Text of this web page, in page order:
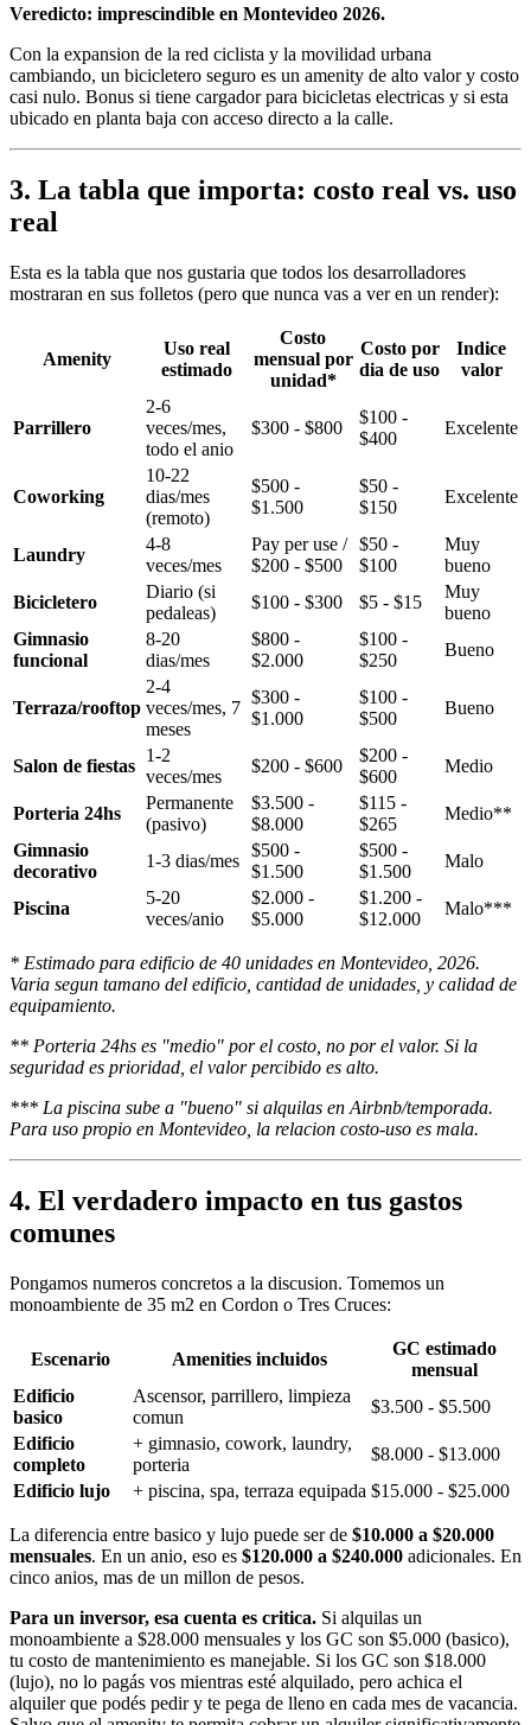
Veredicto: imprescindible en Montevideo 2026.
Con la expansion de la red ciclista y la movilidad urbana
cambiando, un bicicletero seguro es un amenity de alto valor y costo
casi nulo. Bonus si tiene cargador para bicicletas electricas y si esta
ubicado en planta baja con acceso directo a la calle.
3. La tabla que importa: costo real vs. uso
real
Esta es la tabla que nos gustaria que todos los desarrolladores
mostraran en sus folletos (pero que nunca vas a ver en un render):
Amenity
Uso real
estimado
Costo
mensual por
unidad*
Costo por
dia de uso
Indice
valor
Parrillero
2-6
veces/mes,
todo el anio
$300 - $800
$100 -
$400
Excelente
Coworking
10-22
dias/mes
(remoto)
$500 -
$1.500
$50 -
$150
Excelente
Laundry
4-8
veces/mes
Pay per use /
$200 - $500
$50 -
$100
Muy
bueno
Bicicletero
Diario (si
pedaleas)
$100 - $300 $5 - $15
Muy
bueno
Gimnasio
funcional
8-20
dias/mes
$800 -
$2.000
$100 -
$250
Bueno
Terraza/rooftop
2-4
veces/mes, 7
meses
$300 -
$1.000
$100 -
$500
Bueno
Salon de fiestas
1-2
veces/mes
$200 - $600
$200 -
$600
Medio
Porteria 24hs
Permanente
(pasivo)
$3.500 -
$8.000
$115 -
$265
Medio**
Gimnasio
decorativo
1-3 dias/mes
$500 -
$1.500
$500 -
$1.500
Malo
Piscina
5-20
veces/anio
$2.000 -
$5.000
$1.200 -
$12.000
Malo***
* Estimado para edificio de 40 unidades en Montevideo, 2026.
Varia segun tamano del edificio, cantidad de unidades, y calidad de
equipamiento.
** Porteria 24hs es "medio" por el costo, no por el valor. Si la
seguridad es prioridad, el valor percibido es alto.
*** La piscina sube a "bueno" si alquilas en Airbnb/temporada.
Para uso propio en Montevideo, la relacion costo-uso es mala.
4. El verdadero impacto en tus gastos
comunes
Pongamos numeros concretos a la discusion. Tomemos un
monoambiente de 35 m2 en Cordon o Tres Cruces:
Escenario Amenities incluidos
GC estimado
mensual
Edificio
basico
Ascensor, parrillero, limpieza
comun
$3.500 - $5.500
Edificio
completo
+ gimnasio, cowork, laundry,
porteria
$8.000 - $13.000
Edificio lujo
+ piscina, spa, terraza equipada $15.000 - $25.000
La diferencia entre basico y lujo puede ser de $10.000 a $20.000
mensuales. En un anio, eso es $120.000 a $240.000 adicionales. En
cinco anios, mas de un millon de pesos.
Para un inversor, esa cuenta es critica. Si alquilas un
monoambiente a $28.000 mensuales y los GC son $5.000 (basico),
tu costo de mantenimiento es manejable. Si los GC son $18.000
(lujo), no lo pagás vos mientras esté alquilado, pero achica el
alquiler que podés pedir y te pega de lleno en cada mes de vacancia.